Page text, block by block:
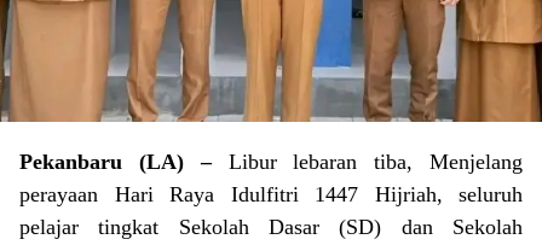
Pekanbaru (LA) –Libur lebaran tiba, Menjelang
perayaan Hari Raya Idulfitri 1447 Hijriah, seluruh
pelajar tingkat Sekolah Dasar (SD) dan Sekolah